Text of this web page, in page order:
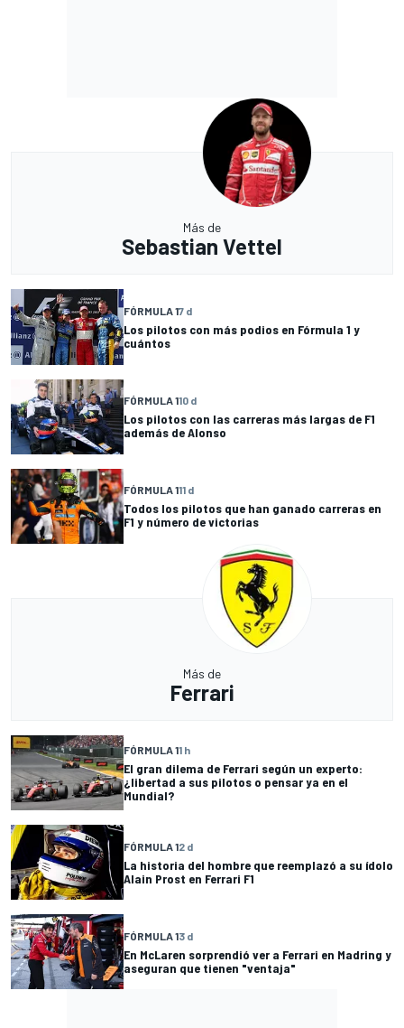
Más de
Sebastian Vettel
FÓRMULA 17 d
Los pilotos con más podios en Fórmula 1 y
cuántos
FÓRMULA 110 d
Los pilotos con las carreras más largas de F1
además de Alonso
FÓRMULA 111 d
Todos los pilotos que han ganado carreras en
F1 y número de victorias
Más de
Ferrari
FÓRMULA 11 h
El gran dilema de Ferrari según un experto:
¿libertad a sus pilotos o pensar ya en el
Mundial?
FÓRMULA 12 d
La historia del hombre que reemplazó a su ídolo
Alain Prost en Ferrari F1
FÓRMULA 13 d
En McLaren sorprendió ver a Ferrari en Madring y
aseguran que tienen "ventaja"